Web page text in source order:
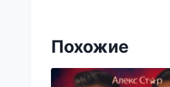
Похожие